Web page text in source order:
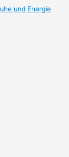
und Energie